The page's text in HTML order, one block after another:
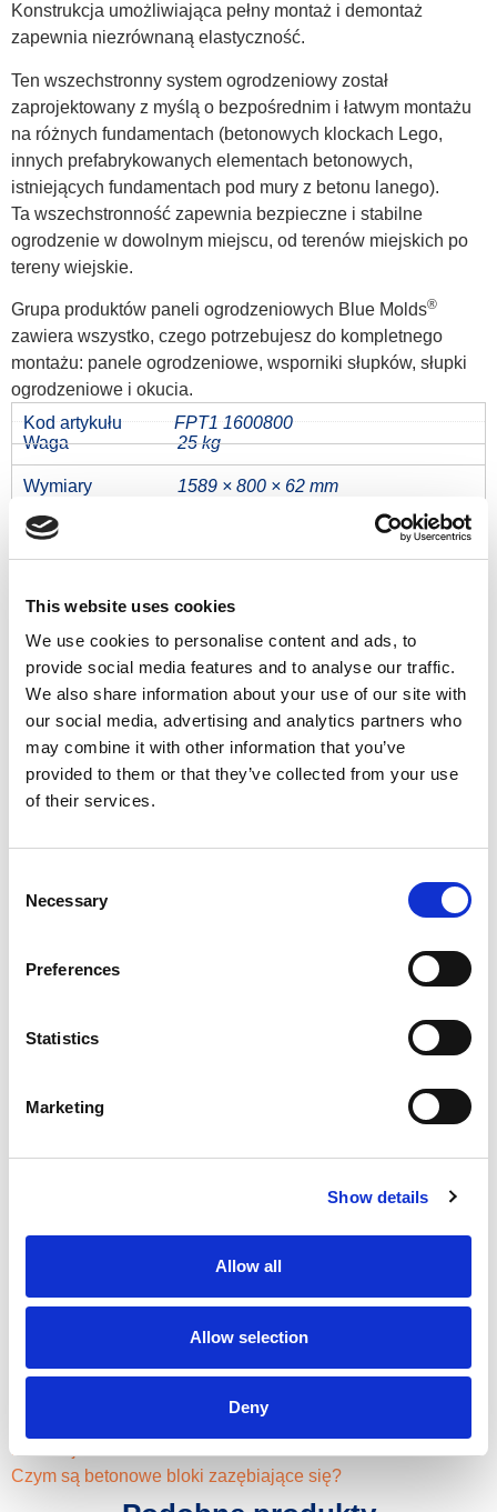
This website uses cookies
We use cookies to personalise content and ads, to
provide social media features and to analyse our traffic.
We also share information about your use of our site with
our social media, advertising and analytics partners who
may combine it with other information that you’ve
provided to them or that they’ve collected from your use
of their services.
Selection
Necessary
Preferences
Statistics
Marketing
Show details
Allow all
Allow selection
Deny
Konstrukcja umożliwiająca pełny montaż i demontaż
zapewnia niezrównaną elastyczność.
Ten wszechstronny system ogrodzeniowy został
zaprojektowany z myślą o bezpośrednim i łatwym montażu
na różnych fundamentach (betonowych klockach Lego,
innych prefabrykowanych elementach betonowych,
istniejących fundamentach pod mury z betonu lanego).
Ta wszechstronność zapewnia bezpieczne i stabilne
ogrodzenie w dowolnym miejscu, od terenów miejskich po
tereny wiejskie.
Grupa produktów paneli ogrodzeniowych Blue Molds®
zawiera wszystko, czego potrzebujesz do kompletnego
montażu: panele ogrodzeniowe, wsporniki słupków, słupki
ogrodzeniowe i okucia.
Kod artykułu
FPT1 1600800
Waga
25 kg
Wymiary 1589 × 800 × 62 mm
Ekonomiczne narzędzie = produkcja wielkoseryjna
Sprzedaż z magazynu
Produkty powiązane
Przydatne linki
Przegrode
Czym są betonowe bloki zazębiające się?